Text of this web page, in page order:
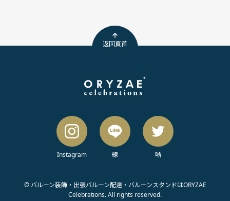
返回頁首
Instagram 線 唽
© バルーン装飾・出張バルーン配達・バルーンスタンドはORYZAE
Celebrations. All rights reserved.